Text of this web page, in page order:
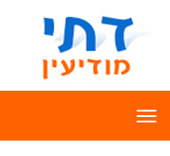
תפריט